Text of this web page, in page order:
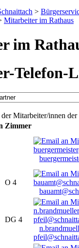
>
Mitarbeiter im Rathaus
im
Telefon-
Mitarbeiter/innen
Zimmer
O 4
DG 4